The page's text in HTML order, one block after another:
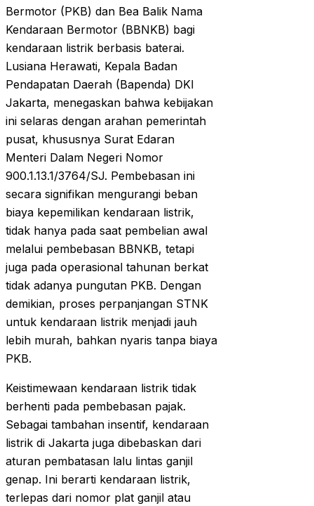
Bermotor (PKB) dan Bea Balik Nama
Kendaraan Bermotor (BBNKB) bagi
kendaraan listrik berbasis baterai.
Lusiana Herawati, Kepala Badan
Pendapatan Daerah (Bapenda) DKI
Jakarta, menegaskan bahwa kebijakan
ini selaras dengan arahan pemerintah
pusat, khususnya Surat Edaran
Menteri Dalam Negeri Nomor
900.1.13.1/3764/SJ. Pembebasan ini
secara signifikan mengurangi beban
biaya kepemilikan kendaraan listrik,
tidak hanya pada saat pembelian awal
melalui pembebasan BBNKB, tetapi
juga pada operasional tahunan berkat
tidak adanya pungutan PKB. Dengan
demikian, proses perpanjangan STNK
untuk kendaraan listrik menjadi jauh
lebih murah, bahkan nyaris tanpa biaya
PKB.
Keistimewaan kendaraan listrik tidak
berhenti pada pembebasan pajak.
Sebagai tambahan insentif, kendaraan
listrik di Jakarta juga dibebaskan dari
aturan pembatasan lalu lintas ganjil
genap. Ini berarti kendaraan listrik,
terlepas dari nomor plat ganjil atau